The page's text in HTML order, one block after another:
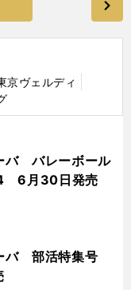
京ヴェルディ
バ バレーボール
6月30日発売
バ 部活特集号